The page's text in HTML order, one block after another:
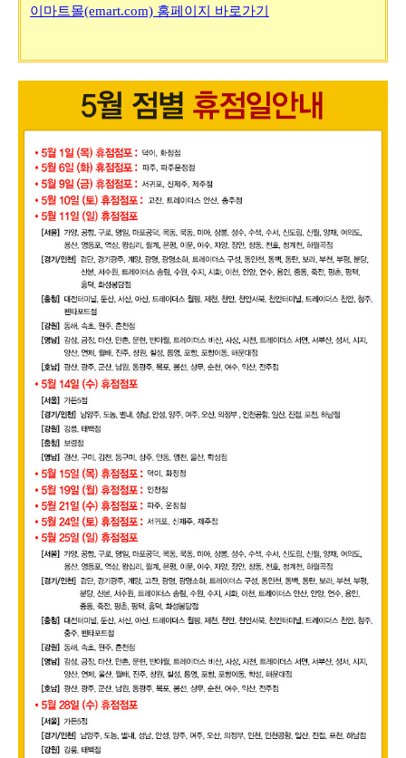
이마트몰(emart.com) 홈페이지 바로가기